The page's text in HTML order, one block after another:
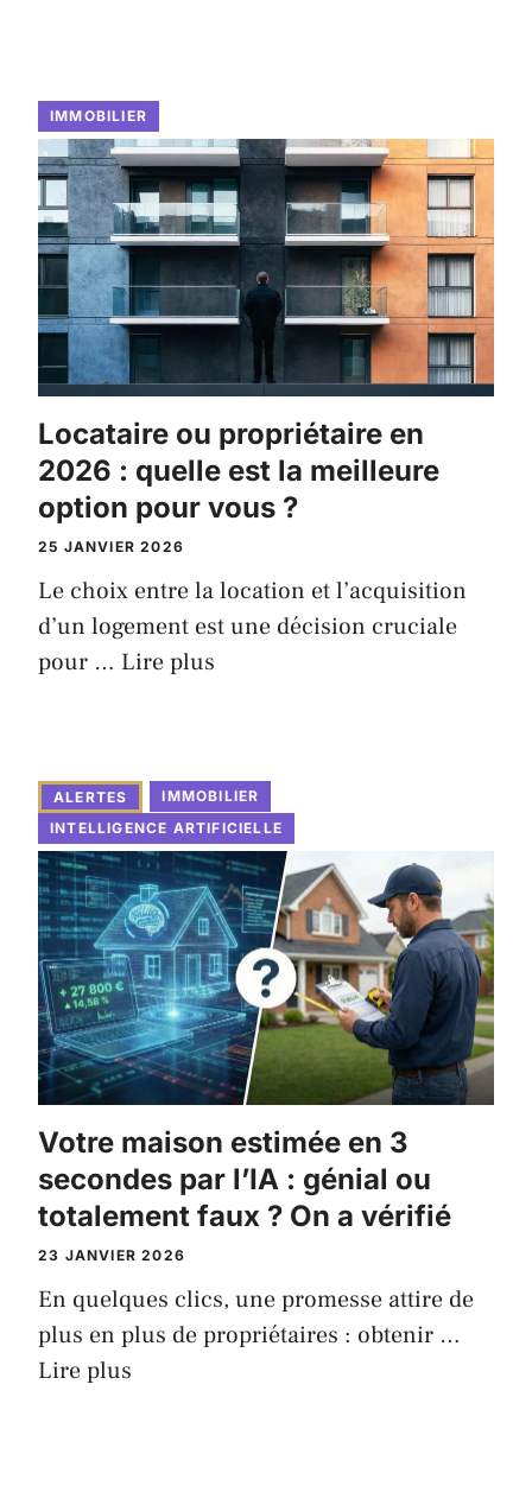
IMMOBILIER
Locataire ou propriétaire en
2026 : quelle est la meilleure
option pour vous ?
25 JANVIER 2026
Le choix entre la location et l’acquisition
d’un logement est une décision cruciale
pour … Lire plus
ALERTES
IMMOBILIER
INTELLIGENCE ARTIFICIELLE
Votre maison estimée en 3
secondes par l’IA : génial ou
totalement faux ? On a vérifié
23 JANVIER 2026
En quelques clics, une promesse attire de
plus en plus de propriétaires : obtenir …
Lire plus